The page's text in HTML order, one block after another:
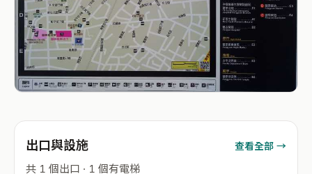
出口與設施 查看全部 →
共 1 個出口 · 1 個有電梯